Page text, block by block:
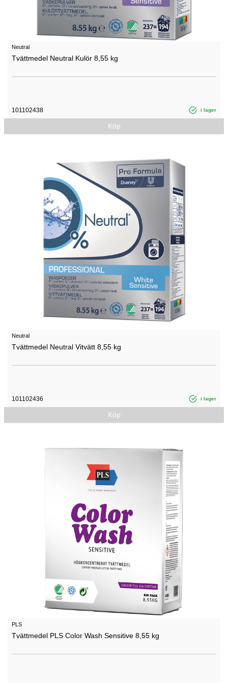
Neutral
Tvättmedel Neutral Kulör 8,55 kg
101102438 i lager
Köp
Neutral
Tvättmedel Neutral Vitvätt 8,55 kg
101102436 i lager
Köp
PLS
Tvättmedel PLS Color Wash Sensitive 8,55 kg